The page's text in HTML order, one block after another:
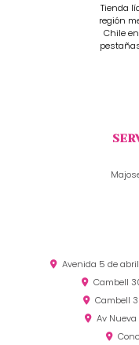
Tienda
región
Chile
Avenida 5 de
Cambell
Cambell
Av